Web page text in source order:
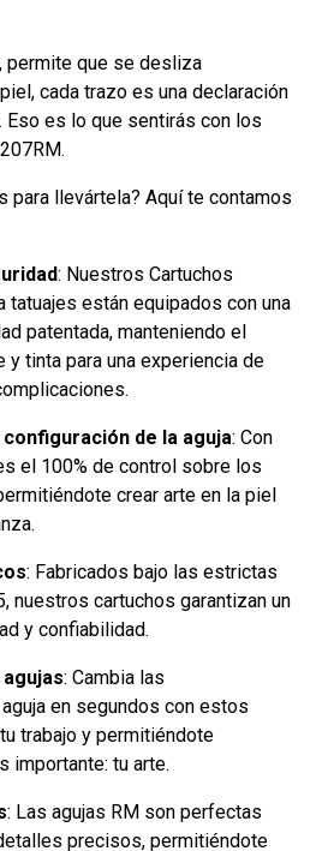
permite que se desliza
cada trazo es una declaración
Eso es lo que sentirás con los
para llevártela? Aquí te contamos
: Nuestros Cartuchos
tatuajes están equipados con una
patentada, manteniendo el
y tinta para una experiencia de
de la aguja: Con
el 100% de control sobre los
crear arte en la piel
: Fabricados bajo las estrictas
nuestros cartuchos garantizan un
y confiabilidad.
: Cambia las
en segundos con estos
trabajo y permitiéndote
importante: tu arte.
: Las agujas RM son perfectas
precisos, permitiéndote